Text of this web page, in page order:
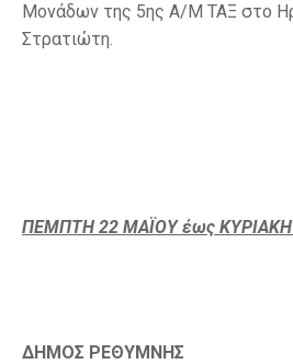
Μονάδων της 5ης Α/Μ ΤΑΞ στο
Στρατιώτη.
ΠΕΜΠΤΗ 22 ΜΑΪΟΥ έως
ΔΗΜΟΣ ΡΕΘΥΜΝΗΣ